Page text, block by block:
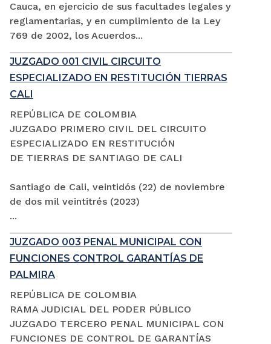
Cauca, en ejercicio de sus facultades legales y
reglamentarias, y en cumplimiento de la Ley
769 de 2002, los Acuerdos...
JUZGADO 001 CIVIL CIRCUITO
ESPECIALIZADO EN RESTITUCIÓN TIERRAS
CALI
REPÚBLICA DE COLOMBIA
JUZGADO PRIMERO CIVIL DEL CIRCUITO
ESPECIALIZADO EN RESTITUCIÓN
DE TIERRAS DE SANTIAGO DE CALI
Santiago de Cali, veintidós (22) de noviembre
de dos mil veintitrés (2023)
...
JUZGADO 003 PENAL MUNICIPAL CON
FUNCIONES CONTROL GARANTÍAS DE
PALMIRA
REPÚBLICA DE COLOMBIA
RAMA JUDICIAL DEL PODER PÚBLICO
JUZGADO TERCERO PENAL MUNICIPAL CON
FUNCIONES DE CONTROL DE GARANTÍAS